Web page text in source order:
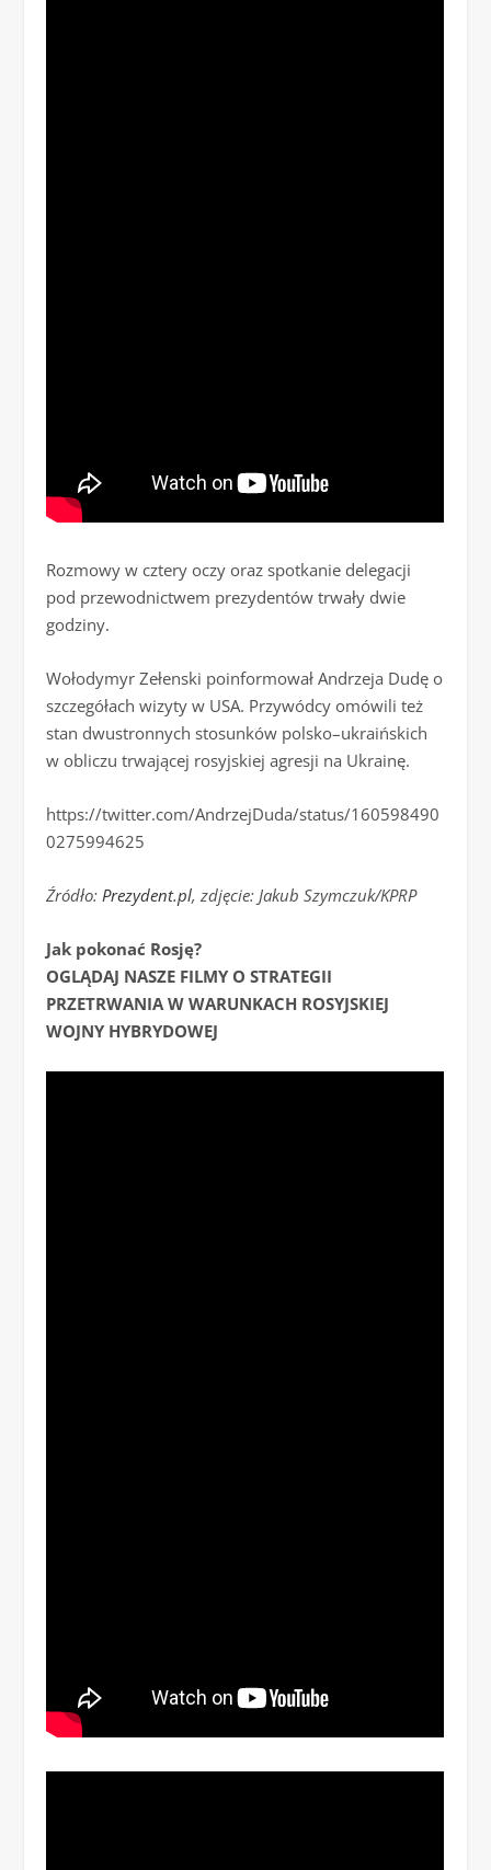
Rozmowy w cztery oczy oraz spotkanie delegacji
pod przewodnictwem prezydentów trwały dwie
godziny.
Wołodymyr Zełenski poinformował Andrzeja Dudę o
szczegółach wizyty w USA. Przywódcy omówili też
stan dwustronnych stosunków polsko–ukraińskich
w obliczu trwającej rosyjskiej agresji na Ukrainę.
https://twitter.com/AndrzejDuda/status/160598490
0275994625
Źródło: Prezydent.pl, zdjęcie: Jakub Szymczuk/KPRP
Jak pokonać Rosję?
OGLĄDAJ NASZE FILMY O STRATEGII
PRZETRWANIA W WARUNKACH ROSYJSKIEJ
WOJNY HYBRYDOWEJ